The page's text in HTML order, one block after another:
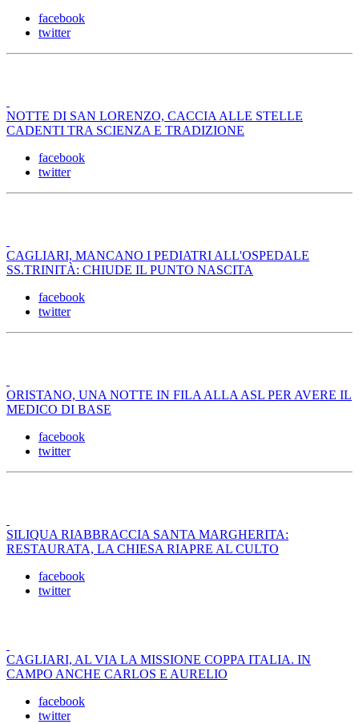
facebook
twitter
NOTTE DI SAN LORENZO, CACCIA ALLE STELLE
CADENTI TRA SCIENZA E TRADIZIONE
facebook
twitter
CAGLIARI, MANCANO I PEDIATRI ALL'OSPEDALE
SS.TRINITÀ: CHIUDE IL PUNTO NASCITA
facebook
twitter
ORISTANO, UNA NOTTE IN FILA ALLA ASL PER AVERE IL
MEDICO DI BASE
facebook
twitter
SILIQUA RIABBRACCIA SANTA MARGHERITA:
RESTAURATA, LA CHIESA RIAPRE AL CULTO
facebook
twitter
CAGLIARI, AL VIA LA MISSIONE COPPA ITALIA. IN
CAMPO ANCHE CARLOS E AURELIO
facebook
twitter